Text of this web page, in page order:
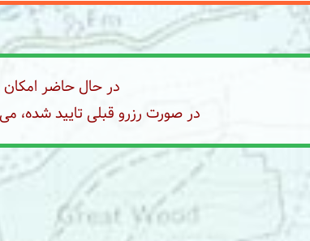
در حال حاضر امکان
در صورت رزرو قبلی تایید شده،